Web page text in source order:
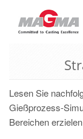
MAGMA
EN
CS
Lesen Sie
Gießprozess-
Bereichen